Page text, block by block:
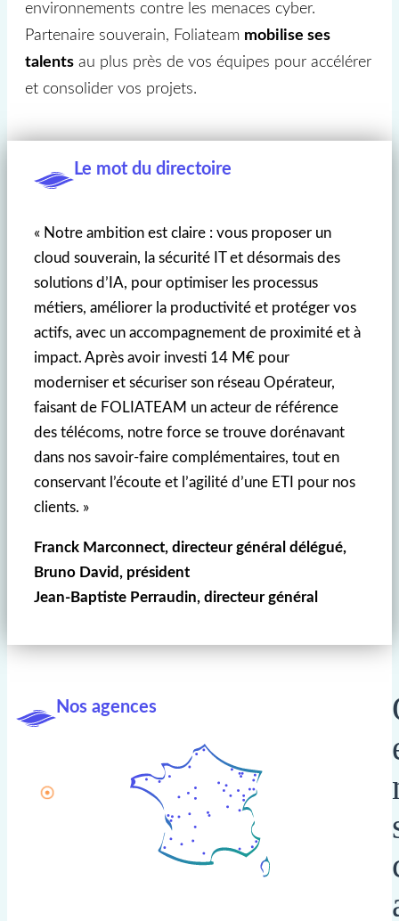
environnements contre les menaces cyber.
Partenaire souverain, Foliateam mobilise ses
talents au plus près de vos équipes pour accélérer
et consolider vos projets.
Le mot du directoire
« Notre ambition est claire : vous proposer un
cloud souverain, la sécurité IT et désormais des
solutions d’IA, pour optimiser les processus
métiers, améliorer la productivité et protéger vos
actifs, avec un accompagnement de proximité et à
impact. Après avoir investi 14 M€ pour
moderniser et sécuriser son réseau Opérateur,
faisant de FOLIATEAM un acteur de référence
des télécoms, notre force se trouve dorénavant
dans nos savoir-faire complémentaires, tout en
conservant l’écoute et l’agilité d’une ETI pour nos
clients. »
Franck Marconnect, directeur général délégué,
Bruno David, président
Jean-Baptiste Perraudin, directeur général
Nos agences
Foliateam
Foliateam Paris –
Foliateam
Foliateam Toulouse
Foliateam Pau
Foliateam Sud Ouest
Foliateam Grand Ouest
Foliateam Grand Ouest
Foliateam Grand Ouest
Foliateam Grand Ouest
Foliateam Grand-